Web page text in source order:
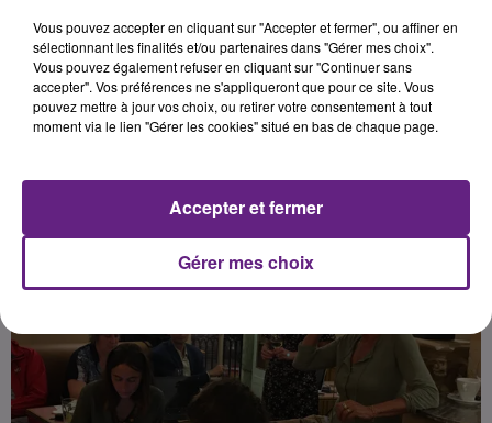
voix sur Dijon.
Publié : 29 juin 2020 à 7h55 par Fabrice Aubry
Vous pouvez accepter en cliquant sur "Accepter et fermer", ou affiner en
sélectionnant les finalités et/ou partenaires dans "Gérer mes choix".
Vous pouvez également refuser en cliquant sur "Continuer sans
accepter". Vos préférences ne s'appliqueront que pour ce site. Vous
pouvez mettre à jour vos choix, ou retirer votre consentement à tout
moment via le lien "Gérer les cookies" situé en bas de chaque page.
Gérer mes choix
Accepter et fermer